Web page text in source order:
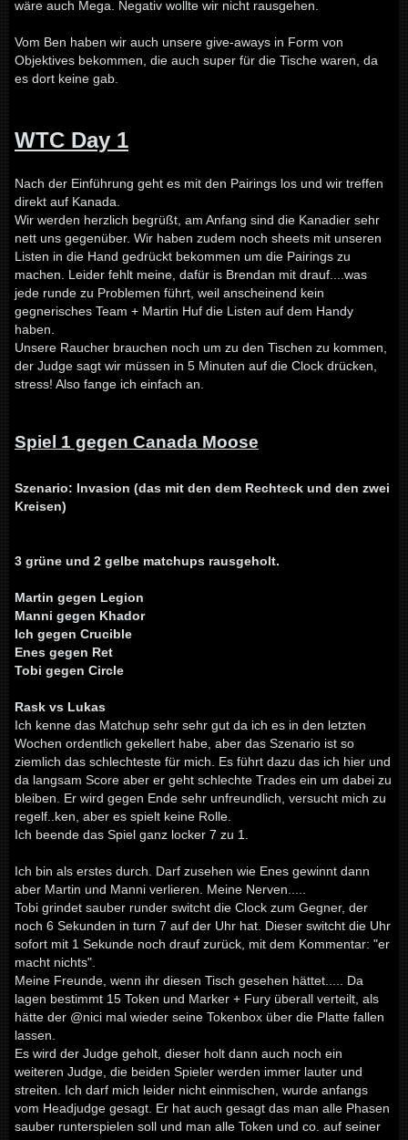
wäre auch Mega. Negativ wollte wir nicht rausgehen.
Vom Ben haben wir auch unsere give-aways in Form von
Objektives bekommen, die auch super für die Tische waren, da
es dort keine gab.
WTC Day 1
Nach der Einführung geht es mit den Pairings los und wir treffen
direkt auf Kanada.
Wir werden herzlich begrüßt, am Anfang sind die Kanadier sehr
nett uns gegenüber. Wir haben zudem noch sheets mit unseren
Listen in die Hand gedrückt bekommen um die Pairings zu
machen. Leider fehlt meine, dafür is Brendan mit drauf....was
jede runde zu Problemen führt, weil anscheinend kein
gegnerisches Team + Martin Huf die Listen auf dem Handy
haben.
Unsere Raucher brauchen noch um zu den Tischen zu kommen,
der Judge sagt wir müssen in 5 Minuten auf die Clock drücken,
stress! Also fange ich einfach an.
Spiel 1 gegen Canada Moose
Szenario: Invasion (das mit den dem Rechteck und den zwei
Kreisen)
3 grüne und 2 gelbe matchups rausgeholt.
Martin gegen Legion
Manni gegen Khador
Ich gegen Crucible
Enes gegen Ret
Tobi gegen Circle
Rask vs Lukas
Ich kenne das Matchup sehr sehr gut da ich es in den letzten
Wochen ordentlich gekellert habe, aber das Szenario ist so
ziemlich das schlechteste für mich. Es führt dazu das ich hier und
da langsam Score aber er geht schlechte Trades ein um dabei zu
bleiben. Er wird gegen Ende sehr unfreundlich, versucht mich zu
regelf..ken, aber es spielt keine Rolle.
Ich beende das Spiel ganz locker 7 zu 1.
Ich bin als erstes durch. Darf zusehen wie Enes gewinnt dann
aber Martin und Manni verlieren. Meine Nerven.....
Tobi grindet sauber runder switcht die Clock zum Gegner, der
noch 6 Sekunden in turn 7 auf der Uhr hat. Dieser switcht die Uhr
sofort mit 1 Sekunde noch drauf zurück, mit dem Kommentar: "er
macht nichts".
Meine Freunde, wenn ihr diesen Tisch gesehen hättet..... Da
lagen bestimmt 15 Token und Marker + Fury überall verteilt, als
hätte der @nici mal wieder seine Tokenbox über die Platte fallen
lassen.
Es wird der Judge geholt, dieser holt dann auch noch ein
weiteren Judge, die beiden Spieler werden immer lauter und
streiten. Ich darf mich leider nicht einmischen, wurde anfangs
vom Headjudge gesagt. Er hat auch gesagt das man alle Phasen
sauber runterspielen soll und man alle Token und co. auf seiner